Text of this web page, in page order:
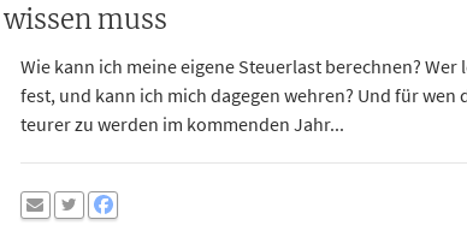
muss
Wie kann ich meine eigene Steuerlast berechnen? Wer
fest, und kann ich mich dagegen wehren? Und für
teurer zu werden im kommenden Jahr...